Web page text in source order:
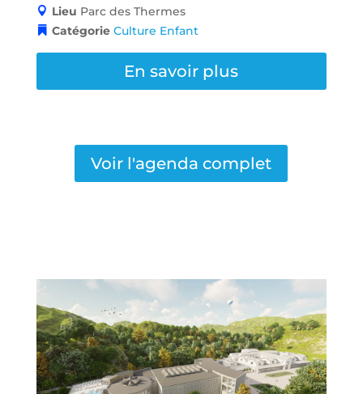
Lieu Parc des Thermes
Catégorie Culture Enfant
En savoir plus
Voir l'agenda complet